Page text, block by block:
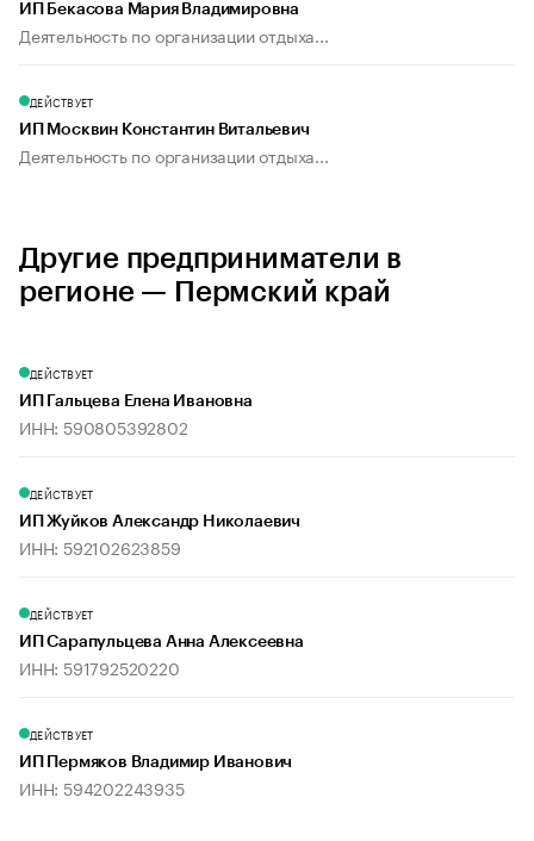
ИП Бекасова Мария Владимировна
Деятельность по организации отдыха...
ДЕЙСТВУЕТ
ИП Москвин Константин Витальевич
Деятельность по организации отдыха...
Другие предприниматели в
регионе — Пермский край
ДЕЙСТВУЕТ
ИП Гальцева Елена Ивановна
ИНН: 590805392802
ДЕЙСТВУЕТ
ИП Жуйков Александр Николаевич
ИНН: 592102623859
ДЕЙСТВУЕТ
ИП Сарапульцева Анна Алексеевна
ИНН: 591792520220
ДЕЙСТВУЕТ
ИП Пермяков Владимир Иванович
ИНН: 594202243935